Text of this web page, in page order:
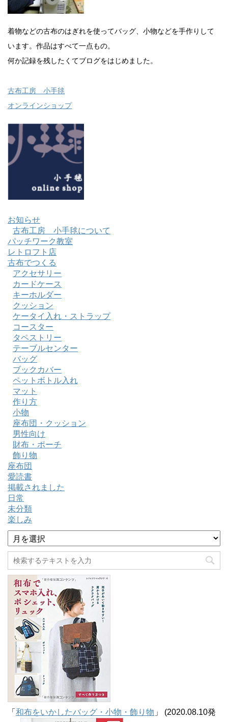
着物などの古布のはぎれを使ってバッグ、小物などを手作りして
います。作品はすべて一点もの。
何か記録を残したくてブログをはじめました。
古布工房 小手毬
オンラインショップ
お知らせ
古布工房 小手毬について
パッチワーク教室
レトロフト店
古布でつくる
アクセサリー
カードケース
キーホルダー
クッション
ケータイ入れ・ストラップ
コースター
タペストリー
テーブルセンター
バッグ
ブックカバー
ペットボトル入れ
マット
作り方
小物
座布団・クッション
男性向け
財布・ポーチ
飾り物
座布団
愛読書
掲載されました
日常
未分類
楽しみ
ア
ー
カ
イ
ブ
「 和布をいかしたバッグ・小物・飾り物 」 (2020.08.10発